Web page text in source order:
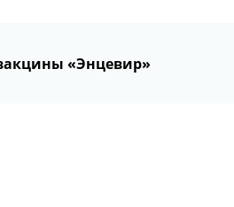
«Энцевир»